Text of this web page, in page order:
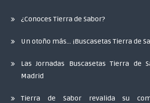
¿Conoces Tierra de Sabor?
Un otoño más… ¡Buscasetas Tierra de
Las Jornadas Buscasetas Tierra de
Madrid
Tierra de Sabor revalida su